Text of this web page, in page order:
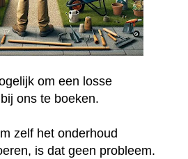
om een losse
bij ons te boeken.
zelf het onderhoud
is dat geen probleem.